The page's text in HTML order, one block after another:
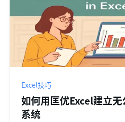
Excel技巧
如何用匡优Excel建立
系统